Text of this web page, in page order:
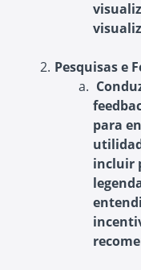
Pesquisas e
para
incluir